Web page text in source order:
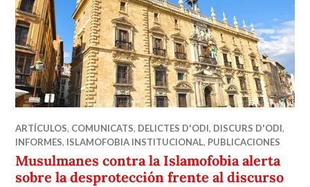
ARTÍCULOS, COMUNICATS, DELICTES D'ODI, DISCURS D'ODI,
INFORMES, ISLAMOFOBIA INSTITUCIONAL, PUBLICACIONES
Musulmanes contra la Islamofobia alerta
sobre la desprotección frente al discurso